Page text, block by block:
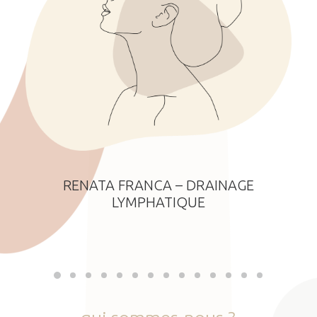
RENATA FRANCA – DRAINAGE
LYMPHATIQUE